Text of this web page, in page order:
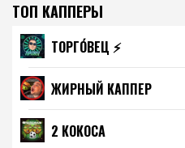
ТОП КАППЕРЫ
ТОРГО́ВЕЦ ⚡️
ЖИРНЫЙ КАППЕР
2 КОКОСА